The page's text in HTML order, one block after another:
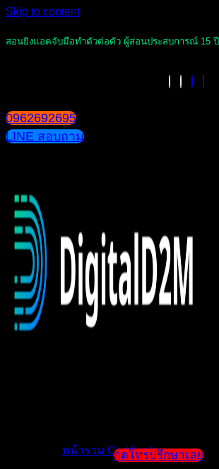
Skip to content
สอนยิงแอดจับมือทำตัวต่อตัว ผู้สอนประสบการณ์ 15 ปี
0962692695
LINE สอบถาม
หน้ารวม Certificateกดโทรปรึกษาเลย